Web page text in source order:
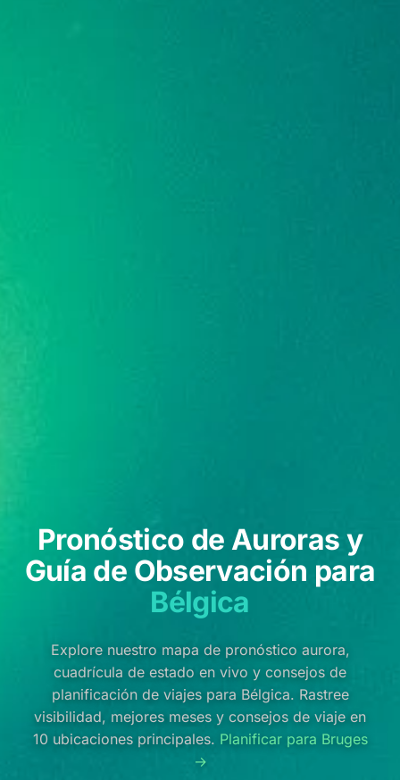
Pronóstico de Auroras y
Guía de Observación para
Bélgica
Explore nuestro mapa de pronóstico aurora,
cuadrícula de estado en vivo y consejos de
planificación de viajes para Bélgica. Rastree
visibilidad, mejores meses y consejos de viaje en
10 ubicaciones principales. Planificar para Bruges
→